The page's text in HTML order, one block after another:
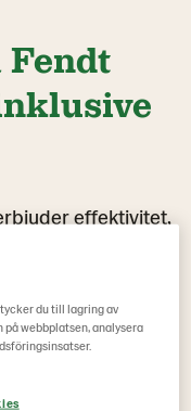
effektivitet,
förarmiljö
i fält som på
ingår lastare,
du till lagring av
webbplatsen, analysera